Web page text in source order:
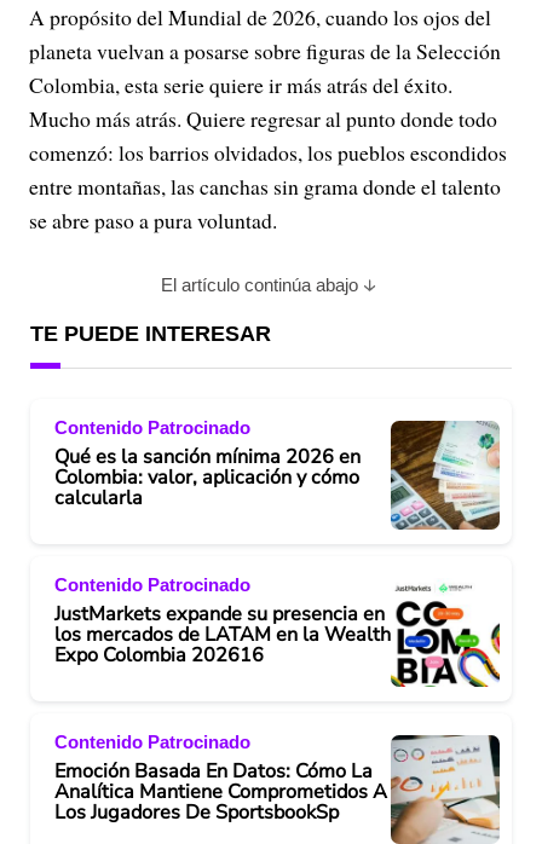
A propósito del Mundial de 2026, cuando los ojos del
planeta vuelvan a posarse sobre figuras de la Selección
Colombia, esta serie quiere ir más atrás del éxito.
Mucho más atrás. Quiere regresar al punto donde todo
comenzó: los barrios olvidados, los pueblos escondidos
entre montañas, las canchas sin grama donde el talento
se abre paso a pura voluntad.
El artículo continúa abajo
TE PUEDE INTERESAR
Contenido Patrocinado
Qué es la sanción mínima 2026 en
Colombia: valor, aplicación y cómo
calcularla
Contenido Patrocinado
JustMarkets expande su presencia en
los mercados de LATAM en la Wealth
Expo Colombia 202616
Contenido Patrocinado
Emoción Basada En Datos: Cómo La
Analítica Mantiene Comprometidos A
Los Jugadores De SportsbookSp